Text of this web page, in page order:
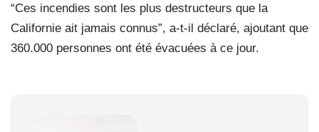
“Ces incendies sont les plus destructeurs que la
Californie ait jamais connus”, a-t-il déclaré, ajoutant que
360.000 personnes ont été évacuées à ce jour.